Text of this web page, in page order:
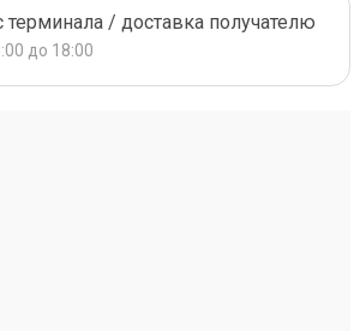
/ доставка получателю
до 18:00